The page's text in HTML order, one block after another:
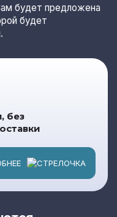
будет предложена
будет
без